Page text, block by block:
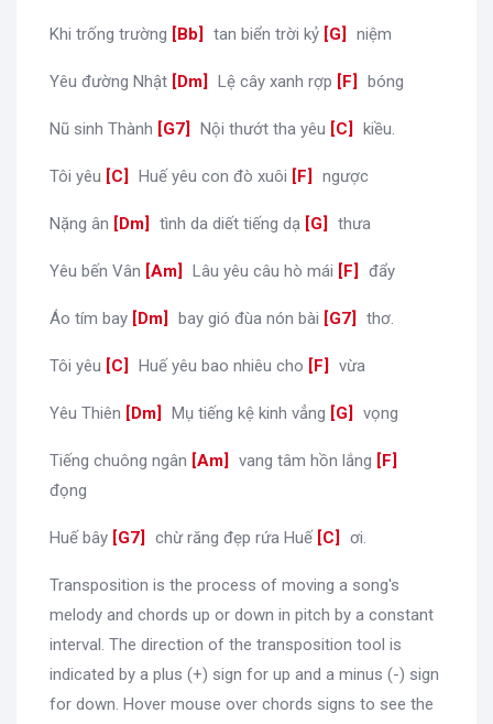
Khi trống trường [Bb tan biển trời kỷ [G niệm
Yêu đường Nhật [Dm Lệ cây xanh rợp [F bóng
Nũ sinh Thành [G7 Nội thướt tha yêu [C kiều.
Tôi yêu [C Huế yêu con đò xuôi [F ngược
Nặng ân [Dm tình da diết tiếng dạ [G thưa
Yêu bến Vân [Am Lâu yêu câu hò mái [F đẩy
Áo tím bay [Dm bay gió đùa nón bài [G7 thơ.
Tôi yêu [C Huế yêu bao nhiêu cho [F vừa
Yêu Thiên [Dm Mụ tiếng kệ kinh vẳng [G vọng
Tiếng chuông ngân [Am vang tâm hồn lắng [F
đọng
Huế bây [G7 chừ răng đẹp rứa Huế [C ơi.
Transposition is the process of moving a song's
melody and chords up or down in pitch by a constant
interval. The direction of the transposition tool is
indicated by a plus (+) sign for up and a minus (-) sign
for down. Hover mouse over chords signs to see the